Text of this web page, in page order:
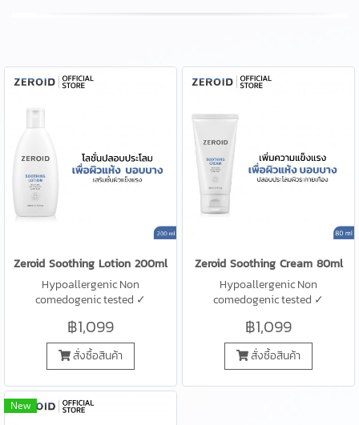
Zeroid Soothing Lotion 200ml
Hypoallergenic Non
comedogenic tested ✓
Defensamide®
฿1,099
สั่งซื้อสินค้า
Zeroid Soothing Cream 80ml
Hypoallergenic Non
comedogenic tested ✓
Defensamide®
฿1,099
สั่งซื้อสินค้า
New